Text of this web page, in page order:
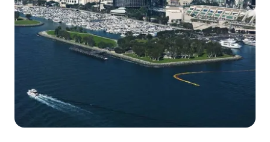
Sobre nosotros
Quiénes somos